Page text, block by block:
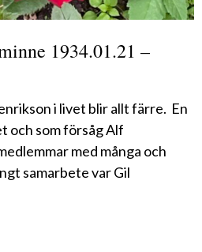
1934.01.21 –
i livet blir allt färre. En
och som försåg Alf
med många och
samarbete var Gil